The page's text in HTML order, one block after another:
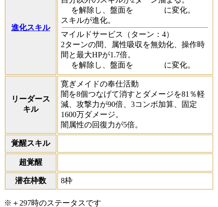
進化スキル
を解除し、盤面を
に変化。
スキルが進化。
マイルドサービス
（ターン：4）
2ターンの間、属性吸収を無効化、操作時
間と最大HPが1.7倍。
を解除し、盤面を
に変化。
リーダース
キル
寛ぎメイドの奉仕活動
闇を8個つなげて消すとダメージを81％軽
減、攻撃力が90倍、3コンボ加算、固定
1600万ダメージ。
闇属性の回復力が5倍。
覚醒スキル
超覚醒
潜在枠数 8枠
※＋297時のステータスです